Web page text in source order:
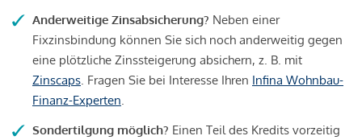
Anderweitige Zinsabsicherung? Neben einer
Fixzinsbindung können Sie sich noch anderweitig gegen
eine plötzliche Zinssteigerung absichern, z. B. mit
Zinscaps. Fragen Sie bei Interesse Ihren Infina Wohnbau-
Finanz-Experten.
Sondertilgung möglich? Einen Teil des Kredits vorzeitig